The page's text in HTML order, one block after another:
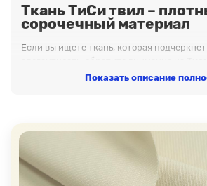
Ткань ТиСи твил –
сорочечный материал
Если вы ищете ткань, которая подчеркнет
материал станет отличной основой для
Почему нас выбирают?
✓
Заказываем напрямую с ведущих
Турции, Кореи и Тайваня
– без
Показать описание